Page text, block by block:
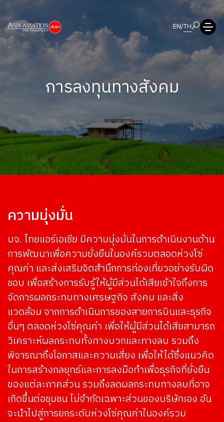
EN/TH
การลงทุนทางสังคม
ความมุ่งมั่น
บจ. ไทยแอร์เอเชีย มีความมุ่งมั่นในการดำเนินงานด้าน
การพัฒนาเพื่อความยั่งยืนในองค์รวมตลอดห่วงโซ่
คุณค่า และส่งเสริมจิตสำนึกการท่องเที่ยวอย่างรับผิด
ชอบ เพื่อสร้างการรับรู้ให้ผู้มีส่วนได้เสียเข้าใจถึงการ
จัดการผลกระทบทางเศรษฐกิจ สังคม และสิ่ง
แวดล้อม จากการดำเนินการของสายการบินและธุรกิจ
อื่นๆ ตลอดห่วงโซ่คุณค่า เพื่อให้ผู้มีส่วนได้เสียสามารถ
วิเคราะห์ผลกระทบทั้งทางบวกและทางลบ รวมถึง
พิจารณาถึงโอกาสและความเสี่ยง เพื่อให้ได้ซึ่งแนวคิด
ในการสร้างกลยุทธ์และการลงมือทำเพื่อธุรกิจที่ยั่งยืน
ของแต่ละภาคส่วน รวมถึงลดผลกระทบทางลบที่อาจ
เกิดขึ้นต่อชุมชน ไม่จำกัดเฉพาะส่วนของบริษัทเอง อัน
จะนำไปสู่การยกระดับห่วงโซ่คุณค่าในองค์รวม